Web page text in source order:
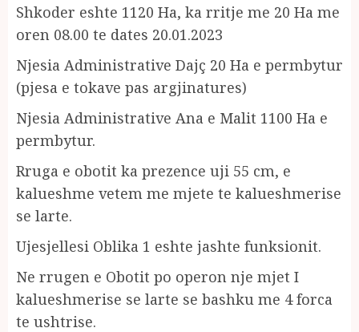
Shkoder eshte 1120 Ha, ka rritje me 20 Ha me
oren 08.00 te dates 20.01.2023
Njesia Administrative Dajç 20 Ha e permbytur
(pjesa e tokave pas argjinatures)
Njesia Administrative Ana e Malit 1100 Ha e
permbytur.
Rruga e obotit ka prezence uji 55 cm, e
kalueshme vetem me mjete te kalueshmerise
se larte.
Ujesjellesi Oblika 1 eshte jashte funksionit.
Ne rrugen e Obotit po operon nje mjet I
kalueshmerise se larte se bashku me 4 forca
te ushtrise.